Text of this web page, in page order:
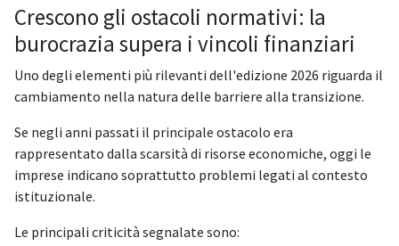
Crescono gli ostacoli normativi: la
burocrazia supera i vincoli finanziari
Uno degli elementi più rilevanti dell'edizione 2026 riguarda il
cambiamento nella natura delle barriere alla transizione.
Se negli anni passati il principale ostacolo era
rappresentato dalla scarsità di risorse economiche, oggi le
imprese indicano soprattutto problemi legati al contesto
istituzionale.
Le principali criticità segnalate sono: